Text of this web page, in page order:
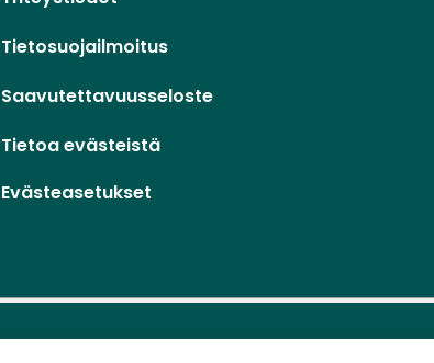
Tietosuojailmoitus
Saavutettavuusseloste
Tietoa evästeistä
Evästeasetukset